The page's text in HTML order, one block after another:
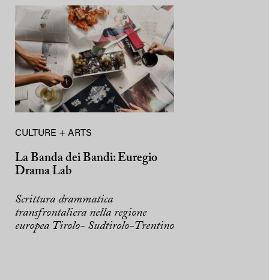
CULTURE + ARTS
La Banda dei Bandi: Euregio
Drama Lab
Scrittura drammatica
transfrontaliera nella regione
europea Tirolo- Sudtirolo-Trentino